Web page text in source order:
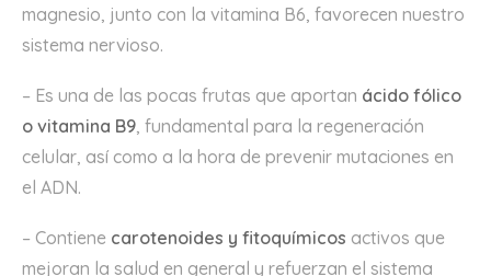
magnesio, junto con la vitamina B6, favorecen nuestro
sistema nervioso.
– Es una de las pocas frutas que aportan ácido fólico
o vitamina B9, fundamental para la regeneración
celular, así como a la hora de prevenir mutaciones en
el ADN.
– Contiene carotenoides y fitoquímicos activos que
mejoran la salud en general y refuerzan el sistema